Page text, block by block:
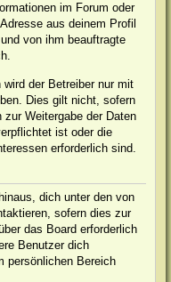
im Forum oder
aus deinem Profil
von ihm beauftragte
der Betreiber nur mit
Dies gilt nicht, sofern
Weitergabe der Daten
ist oder die
erforderlich sind.
dich unter den von
sofern dies zur
das Board erforderlich
Benutzer dich
persönlichen Bereich